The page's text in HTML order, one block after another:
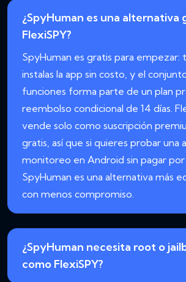
¿SpyHuman es una alternativa
FlexiSPY?
SpyHuman es gratis para empezar:
instalas la app sin costo, y el
funciones forma parte de un plan
reembolso condicional de 14 días.
vende solo como suscripción
gratis, así que si quieres probar una
monitoreo en Android sin pagar
SpyHuman es una alternativa más
con menos compromiso.
¿SpyHuman necesita root o
como FlexiSPY?